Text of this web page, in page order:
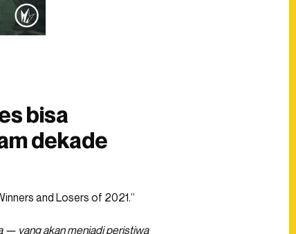
bisa
dekade
and Losers of 2021.”
— yang akan menjadi peristiwa